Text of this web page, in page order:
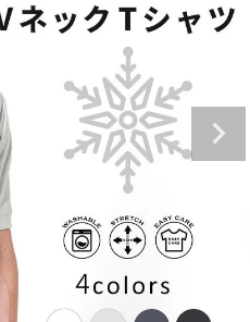
再入荷お知らせ
カートに入れる